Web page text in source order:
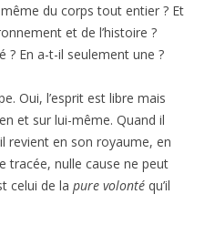
du corps tout entier ? Et
et de l’histoire ?
? En a-t-il seulement une ?
Oui, l’esprit est libre mais
et sur lui-même. Quand il
revient en son royaume, en
tracée, nulle cause ne peut
celui de la pure volonté qu’il